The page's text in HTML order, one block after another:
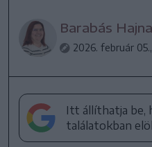
Barabás
2026. február 05.,
Itt állíthatja be,
találatokban